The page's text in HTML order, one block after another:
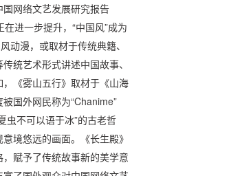
网络文艺发展研究报告
进一步提升，“中国风”成为
动漫，或取材于传统典籍、
统艺术形式讲述中国故事、
《雾山五行》取材于《山海
国外网民称为“Chanime”
虫不可以语于冰”的古老哲
境悠远的画面。《长生殿》
赋予了传统故事新的美学意